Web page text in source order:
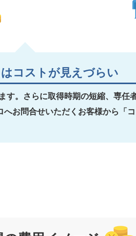
コストが見えづらい
。さらに取得時期の短縮、専任
お問合せいただくお客様から「